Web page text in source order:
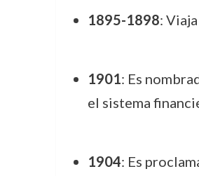
1895-1898:
1901: Es
el sistema
1904: Es